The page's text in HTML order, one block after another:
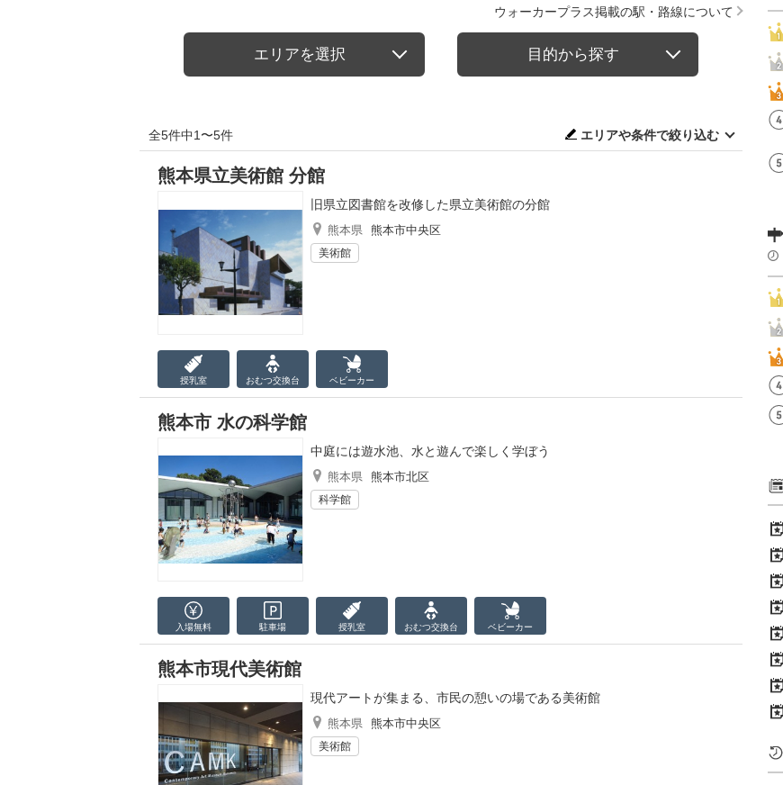
ウォーカープラス掲載の駅・路線について
エリアを選択 目的から探す
全5件中1〜5件 エリアや条件で絞り込む
熊本県立美術館 分館
旧県立図書館を改修した県立美術館の分館
熊本県 熊本市中央区
美術館
授乳室 おむつ交換台 ベビーカー
熊本市 水の科学館
中庭には遊水池、水と遊んで楽しく学ぼう
熊本県 熊本市北区
科学館
入場無料 駐車場 授乳室 おむつ交換台 ベビーカー
熊本市現代美術館
現代アートが集まる、市民の憩いの場である美術館
熊本県 熊本市中央区
美術館